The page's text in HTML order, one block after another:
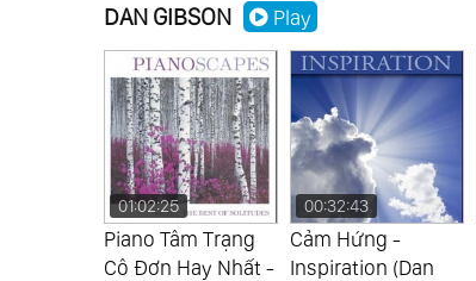
DAN GIBSON Play
00:32:43
Cảm Hứng -
Inspiration (Dan
01:16:04
Công Viên Quốc
Gia Vĩ Đại Của Mỹ -